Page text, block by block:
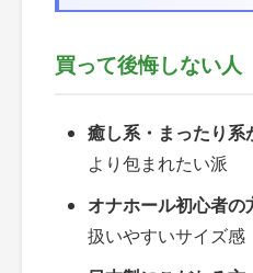
買って後悔しない人
癒し系・まったり系
より包まれたい派
オナホール初心者の
扱いやすいサイズ感